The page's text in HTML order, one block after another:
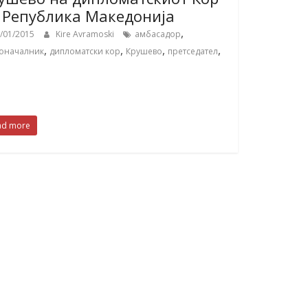
Македонија
01/2015 Kire Avramoski амбасадор,
, дипломатски кор, Крушево, претседател,
more